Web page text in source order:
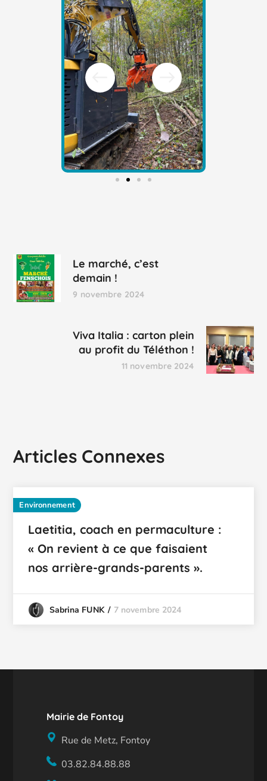
Le marché, c’est
demain !
9 novembre 2024
Viva Italia : carton plein
au profit du Téléthon !
11 novembre 2024
Articles Connexes
Environnement
Laetitia, coach en permaculture :
« On revient à ce que faisaient
nos arrière-grands-parents ».
Sabrina FUNK 7 novembre 2024
Mairie de Fontoy
Rue de Metz, Fontoy
03.82.84.88.88